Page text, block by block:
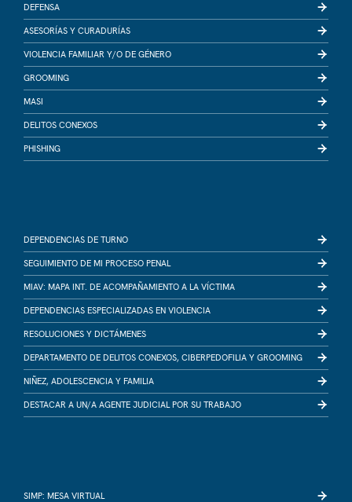
DEFENSA
ASESORÍAS Y CURADURÍAS
VIOLENCIA FAMILIAR Y/O DE GÉNERO
GROOMING
MASI
DELITOS CONEXOS
PHISHING
DEPENDENCIAS DE TURNO
SEGUIMIENTO DE MI PROCESO PENAL
MIAV: MAPA INT. DE ACOMPAÑAMIENTO A LA VÍCTIMA
DEPENDENCIAS ESPECIALIZADAS EN VIOLENCIA
RESOLUCIONES Y DICTÁMENES
DEPARTAMENTO DE DELITOS CONEXOS, CIBERPEDOFILIA Y GROOMING
NIÑEZ, ADOLESCENCIA Y FAMILIA
DESTACAR A UN/A AGENTE JUDICIAL POR SU TRABAJO
SIMP: MESA VIRTUAL